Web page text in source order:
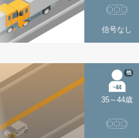
信号なし
35～44歳
他